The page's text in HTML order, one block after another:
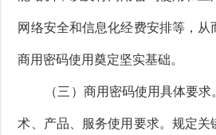
网络安全和信息化经费安排等，
商用密码使用奠定坚实基础。
（三）商用密码使用具体要
术、产品、服务使用要求。规定